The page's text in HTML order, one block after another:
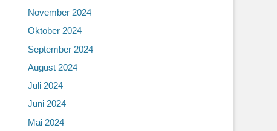
November 2024
Oktober 2024
September 2024
August 2024
Juli 2024
Juni 2024
Mai 2024